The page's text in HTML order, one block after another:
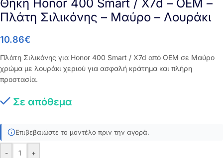
Θήκη Honor 400 Smart / X7d – OEM –
Πλάτη Σιλικόνης – Μαύρο – Λουράκι
10.86€
Πλάτη Σιλικόνης για Honor 400 Smart / X7d από OEM σε Μαύρο
χρώμα με λουράκι χεριού για ασφαλή κράτημα και πλήρη
προστασία.
Σε απόθεμα
Επιβεβαιώστε το μοντέλο πριν την αγορά.
- +